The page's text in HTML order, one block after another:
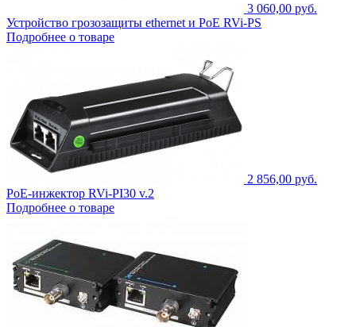
3 060,00 руб.
Устройство грозозащиты ethernet и PoE RVi-PS
Подробнее о товаре
2 856,00 руб.
PoE-инжектор RVi-PI30 v.2
Подробнее о товаре